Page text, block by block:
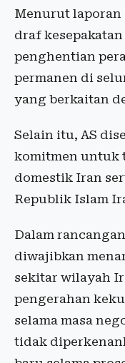
Menurut laporan
draf
penghentian
permanen di
yang berkaitan
Selain itu, AS
komitmen untuk
domestik Iran
Republik Islam
Dalam
diwajibkan
sekitar wilayah
pengerahan
selama masa
tidak